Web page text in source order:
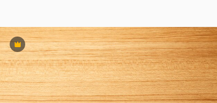
พรีเมี่ยม